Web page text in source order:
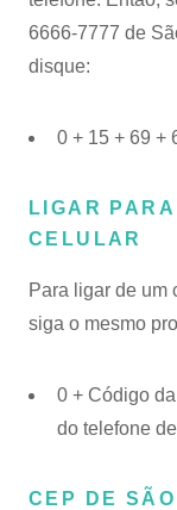
6666-7777 de
disque:
0 + 15 + 69 +
LIGAR
CELULAR
Para ligar de um
siga o mesmo
0 + Código
do telefone
CEP DE